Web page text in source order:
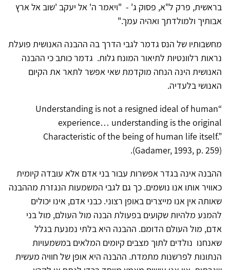
בראשית, פרק ל"א, פסוק ג' - "ויאמר ה' אל יעקב 'שוב אל ארץ
אבותיך ולמולדתך ואהיה עמך."
מחשבותיו של הנס גדמר לגבי הדרך בה ההבנה האנושית פועלת
נראות רלוונטיות לתיאור המונח גלות. גדמר כותב כי ההבנה
האנושית הינה הנחה מוקדמת שאי אפשר לתאר את הקיום
האנושי בלעדיה.
“Understanding is not a resigned ideal of human
experience… understanding is the original
Characteristic of the being of human life itself.”
(Gadamer, 1993, p. 259).
ההבנה אינה בגדר אפשרות עבור בני אדם אלא עובדה קיומית
כאוויר אותו אנו נושמים. כך גם לגבי המשמעות הנגזרת מההבנה
שאותה אין אנו מייצרים באופן רצוני. כבני אדם, אינו יכולים
להמנע מלהיות שקועים בפעולת הבנה מול העולם, מול בני
אדם, מול העולם הדומם. ההבנה היא בלתי נמנעת בגלל
שאנחנו נולדים לתוך מצבים קיומים המלאים במשמעויות
הנתונות לפרשנות מתמדת. ההבנה היא אופן של חוויה מעשית